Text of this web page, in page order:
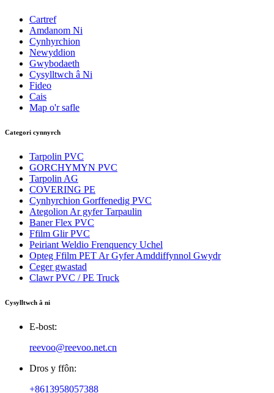
Cartref
Amdanom Ni
Cynhyrchion
Newyddion
Gwybodaeth
Cysylltwch â Ni
Fideo
Cais
Map o'r safle
Categori cynnyrch
Tarpolin PVC
GORCHYMYN PVC
Tarpolin AG
COVERING PE
Cynhyrchion Gorffenedig PVC
Ategolion Ar gyfer Tarpaulin
Baner Flex PVC
Ffilm Glir PVC
Peiriant Weldio Frenquency Uchel
Opteg Ffilm PET Ar Gyfer Amddiffynnol Gwydr
Ceger gwastad
Clawr PVC / PE Truck
Cysylltwch â ni
E-bost:
reevoo@reevoo.net.cn
Dros y ffôn:
+8613958057388